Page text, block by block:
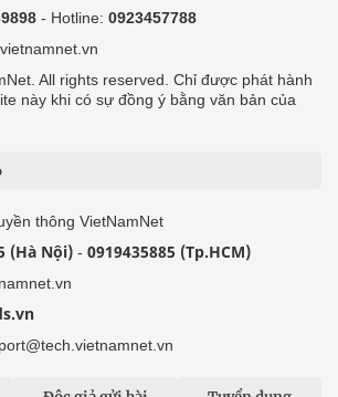
- Hotline: 0923457788
All rights reserved. Chỉ được phát hành
này khi có sự đồng ý bằng văn bản của
thông VietNamNet
(Hà Nội) - 0919435885 (Tp.HCM)